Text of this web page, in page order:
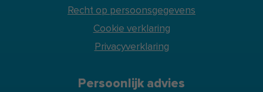
Recht op persoonsgegevens
Cookie verklaring
Privacyverklaring
Persoonlijk advies